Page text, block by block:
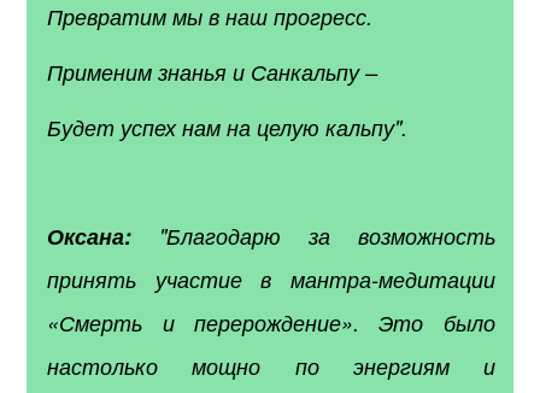
Превратим мы в наш прогресс.
Применим знанья и Санкальпу –
Будет успех нам на целую кальпу".
Оксана: "Благодарю за возможность
принять участие в мантра-медитации
«Смерть и перерождение». Это было
настолько мощно по энергиям и